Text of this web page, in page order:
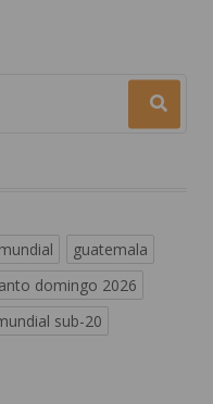
mundial
guatemala
domingo 2026
sub-20